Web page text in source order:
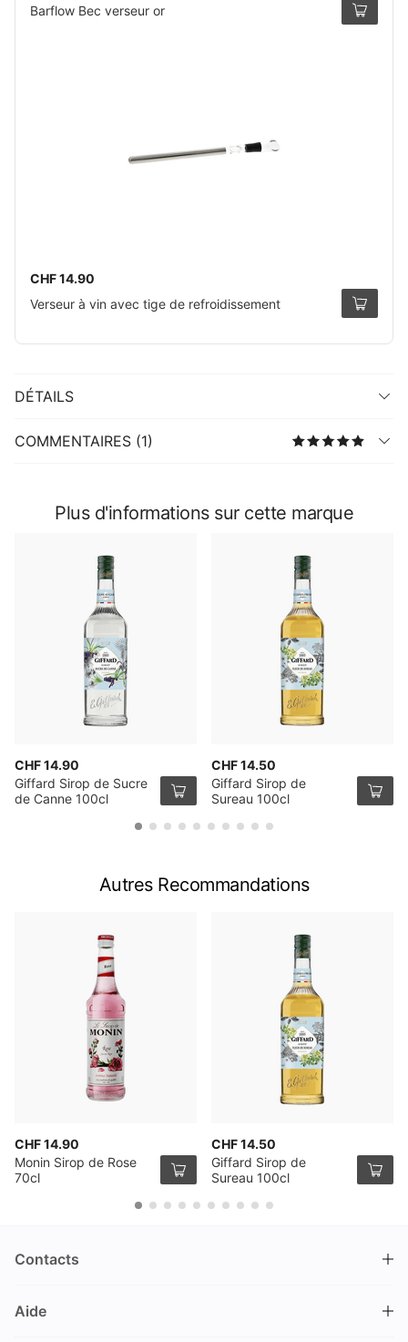
Barflow Bec verseur or
CHF 14.90
Verseur à vin avec tige de refroidissement
DÉTAILS
COMMENTAIRES (1)
Plus d'informations sur cette marque
CHF 14.90
Giffard Sirop de Sucre
de Canne 100cl
CHF 14.50
Giffard Sirop de
Sureau 100cl
Autres Recommandations
CHF 14.90
Monin Sirop de Rose
70cl
CHF 14.50
Giffard Sirop de
Sureau 100cl
Contacts
Nüschelerstrasse 35
Aide